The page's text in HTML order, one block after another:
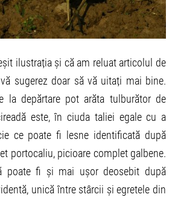
ilustrația și că am reluat articolul de
sugerez doar să vă uitați mai bine.
la depărtare pot arăta tulburător de
este, în ciuda taliei egale cu a
ce poate fi lesne identificată după
portocaliu, picioare complet galbene.
poate fi și mai ușor deosebit după
unică între stârcii și egretele din